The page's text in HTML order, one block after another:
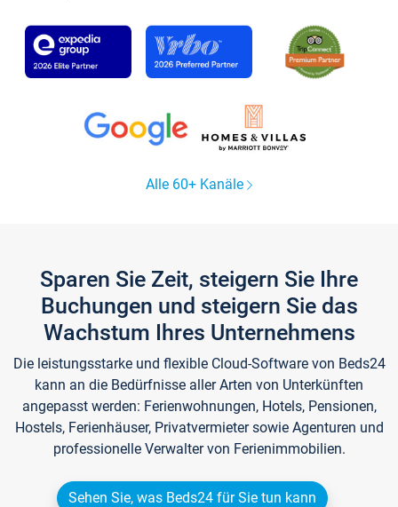
Alle 60+ Kanäle
Sparen Sie Zeit, steigern Sie Ihre
Buchungen und steigern Sie das
Wachstum Ihres Unternehmens
Die leistungsstarke und flexible Cloud-Software von Beds24
kann an die Bedürfnisse aller Arten von Unterkünften
angepasst werden: Ferienwohnungen, Hotels, Pensionen,
Hostels, Ferienhäuser, Privatvermieter sowie Agenturen und
professionelle Verwalter von Ferienimmobilien.
Sehen Sie, was Beds24 für Sie tun kann